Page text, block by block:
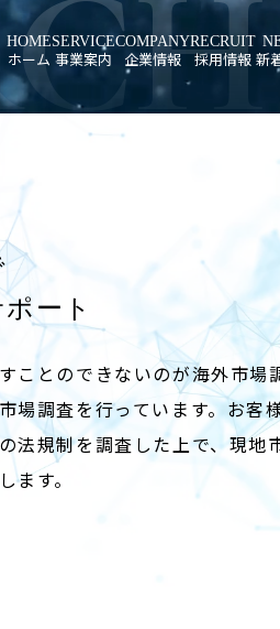
ホーム
HOME
事業案内
SERVICE
載組込システム
アルゴリズム開発
外市場調査
企業情報
COMPANY
代表挨拶
採用情報
RECRUIT
キャリア採用
新
ート
ことのできないのが海外市場
場調査を行っています。お客
法規制を調査した上で、現地
ます。